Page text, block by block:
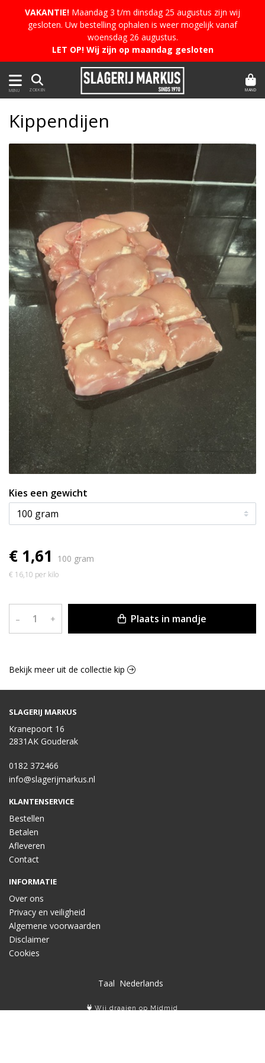
VAKANTIE! Maandag 3 t/m dinsdag 25 augustus zijn wij
gesloten. Uw bestelling ophalen is weer mogelijk vanaf
woensdag 26 augustus.
LET OP! Wij zijn op maandag gesloten
MENU ZOEKEN MAND
Kippendijen
Kies een gewicht
€ 1,61 100 gram
€ 16,10 per kilo
– + Plaats in mandje
Bekijk meer uit de collectie kip
SLAGERIJ MARKUS
Kranepoort 16
2831AK Gouderak
0182 372466
info@slagerijmarkus.nl
KLANTENSERVICE
Bestellen
Betalen
Afleveren
Contact
INFORMATIE
Over ons
Privacy en veiligheid
Algemene voorwaarden
Disclaimer
Cookies
Taal
Wij draaien op Midmid